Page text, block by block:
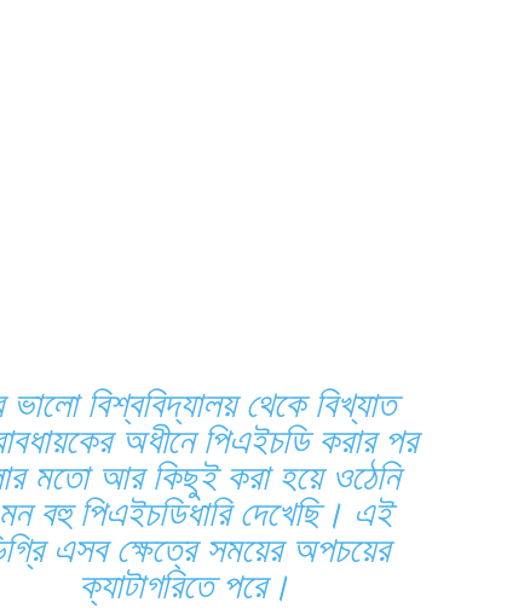
ভালো বিশ্ববিদ্যালয় থেকে বিখ্যাত
অধীনে পিএইচডি করার পর
মতো আর কিছুই করা হয়ে ওঠেনি
বহু পিএইচডিধারি দেখেছি। এই
এসব ক্ষেত্রে সময়ের অপচয়ের
ক্যাটাগরিতে পরে।